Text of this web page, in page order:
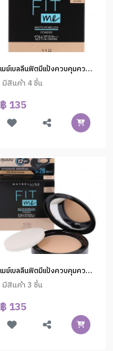
เมย์เบลลีนฟิตมีแป้งควบคุมความมัน#118
มีสินค้า 4 ชิ้น
฿ 135
เมย์เบลลีนฟิตมีแป้งควบคุมความมัน#109 6g. (1*6)
มีสินค้า 3 ชิ้น
฿ 135